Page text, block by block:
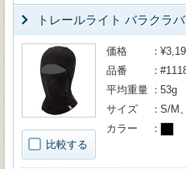
トレールライト バラクラバ
比較する
価格
品番
平均重量
53g
サイズ
S/M
カラー